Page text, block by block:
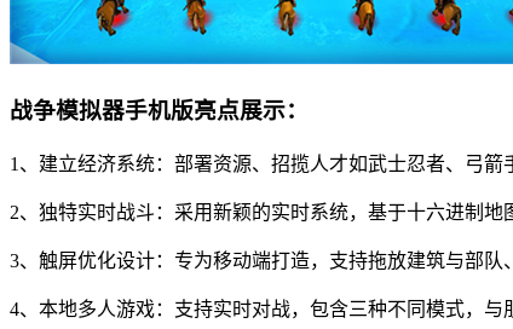
战争模拟器手机版亮点展示：
1、建立经济系统：部署资源、招揽人才如武士忍者、弓
2、独特实时战斗：采用新颖的实时系统，基于十六进制
3、触屏优化设计：专为移动端打造，支持拖放建筑与部队
4、本地多人游戏：支持实时对战，包含三种不同模式，与